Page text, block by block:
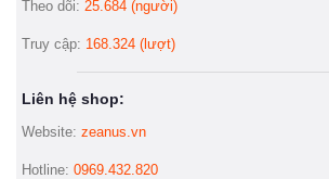
Theo dõi: 25.684 (người)
Truy cập: 168.324 (lượt)
Liên hệ shop:
Website: zeanus.vn
Hotline: 0969.432.820